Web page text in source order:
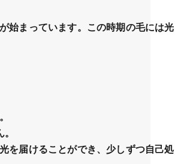
始まっています。この時期の毛には光
を届けることができ、少しずつ自己処